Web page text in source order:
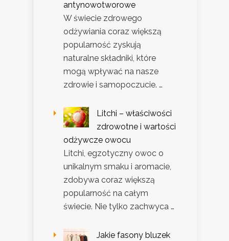
antynowotworowe
W świecie zdrowego
odżywiania coraz większą
popularność zyskują
naturalne składniki, które
mogą wpływać na nasze
zdrowie i samopoczucie. …
Litchi – właściwości
zdrowotne i wartości
odżywcze owocu
Litchi, egzotyczny owoc o
unikalnym smaku i aromacie,
zdobywa coraz większą
popularność na całym
świecie. Nie tylko zachwyca …
Jakie fasony bluzek